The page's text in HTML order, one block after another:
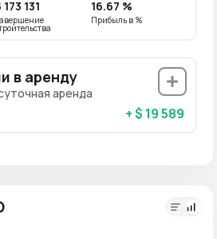
173 131 16.67 %
Прибыль в %
в аренду
аренда
+ $ 19 589